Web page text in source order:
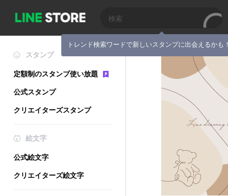
トレンド検索ワードで新しいスタンプに出会えるかも！
スタンプ
定額制のスタンプ使い放題
公式スタンプ
クリエイターズスタンプ
絵文字
公式絵文字
クリエイターズ絵文字